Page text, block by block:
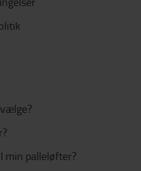
min palleløfter?